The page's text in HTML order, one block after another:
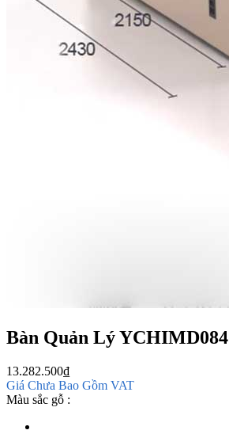
Bàn Quản Lý YCHIMD084
13.282.500₫
Giá Chưa Bao Gồm VAT
Màu sắc gỗ :